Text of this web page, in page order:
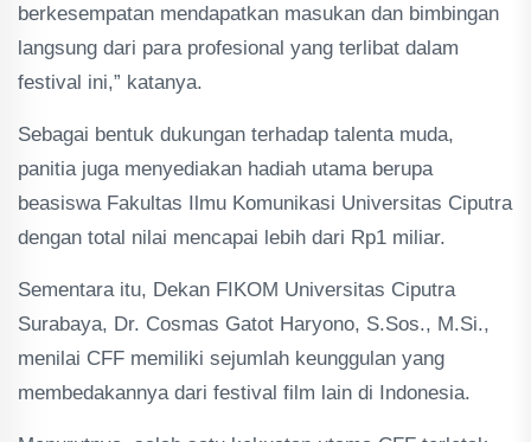
berkesempatan mendapatkan masukan dan bimbingan
langsung dari para profesional yang terlibat dalam
festival ini,” katanya.
Sebagai bentuk dukungan terhadap talenta muda,
panitia juga menyediakan hadiah utama berupa
beasiswa Fakultas Ilmu Komunikasi Universitas Ciputra
dengan total nilai mencapai lebih dari Rp1 miliar.
Sementara itu, Dekan FIKOM Universitas Ciputra
Surabaya, Dr. Cosmas Gatot Haryono, S.Sos., M.Si.,
menilai CFF memiliki sejumlah keunggulan yang
membedakannya dari festival film lain di Indonesia.